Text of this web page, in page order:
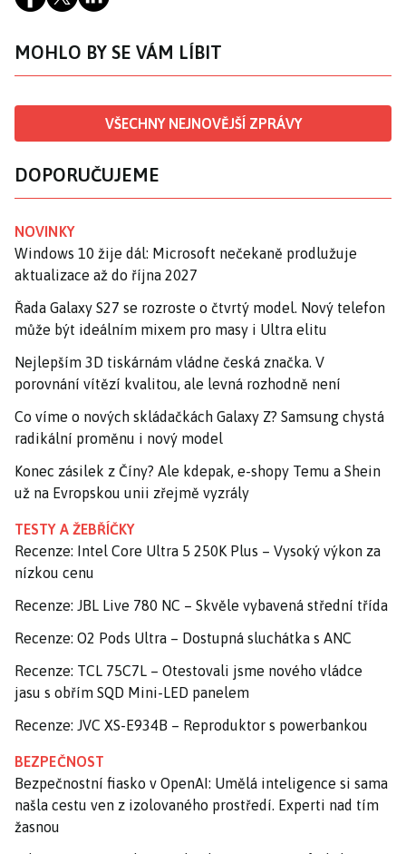
MOHLO BY SE VÁM LÍBIT
VŠECHNY NEJNOVĚJŠÍ ZPRÁVY
DOPORUČUJEME
NOVINKY
Windows 10 žije dál: Microsoft nečekaně prodlužuje
aktualizace až do října 2027
Řada Galaxy S27 se rozroste o čtvrtý model. Nový telefon
může být ideálním mixem pro masy i Ultra elitu
Nejlepším 3D tiskárnám vládne česká značka. V
porovnání vítězí kvalitou, ale levná rozhodně není
Co víme o nových skládačkách Galaxy Z? Samsung chystá
radikální proměnu i nový model
Konec zásilek z Číny? Ale kdepak, e-shopy Temu a Shein
už na Evropskou unii zřejmě vyzrály
TESTY A ŽEBŘÍČKY
Recenze: Intel Core Ultra 5 250K Plus – Vysoký výkon za
nízkou cenu
Recenze: JBL Live 780 NC – Skvěle vybavená střední třída
Recenze: O2 Pods Ultra – Dostupná sluchátka s ANC
Recenze: TCL 75C7L – Otestovali jsme nového vládce
jasu s obřím SQD Mini-LED panelem
Recenze: JVC XS-E934B – Reproduktor s powerbankou
BEZPEČNOST
Bezpečnostní fiasko v OpenAI: Umělá inteligence si sama
našla cestu ven z izolovaného prostředí. Experti nad tím
žasnou